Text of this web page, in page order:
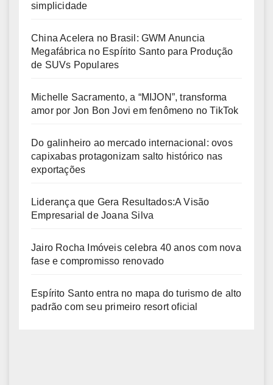
simplicidade
China Acelera no Brasil: GWM Anuncia
Megafábrica no Espírito Santo para Produção
de SUVs Populares
Michelle Sacramento, a “MIJON”, transforma
amor por Jon Bon Jovi em fenômeno no TikTok
Do galinheiro ao mercado internacional: ovos
capixabas protagonizam salto histórico nas
exportações
Liderança que Gera Resultados:A Visão
Empresarial de Joana Silva
Jairo Rocha Imóveis celebra 40 anos com nova
fase e compromisso renovado
Espírito Santo entra no mapa do turismo de alto
padrão com seu primeiro resort oficial